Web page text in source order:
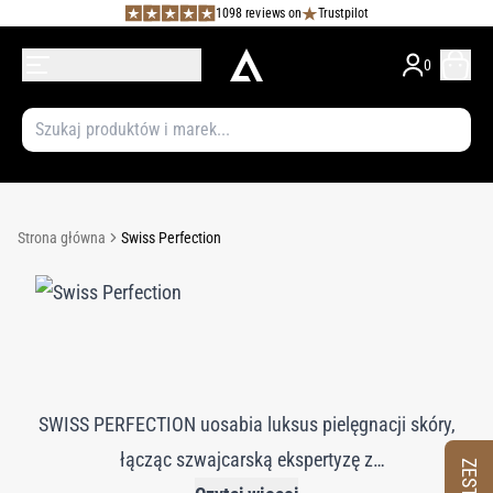
1098 reviews on Trustpilot
0
Strona główna Swiss Perfection
SWISS PERFECTION uosabia luksus pielęgnacji skóry,
łącząc szwajcarską ekspertyzę z